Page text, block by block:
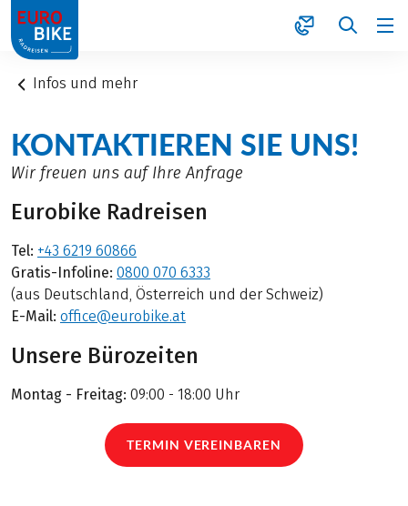
1
Infos und mehr
KONTAKTIEREN SIE UNS!
Wir freuen uns auf Ihre Anfrage
Eurobike Radreisen
Tel: +43 6219 60866
Gratis-Infoline: 0800 070 6333
(aus Deutschland, Österreich und der Schweiz)
E-Mail: office@eurobike.at
Unsere Bürozeiten
Montag - Freitag: 09:00 - 18:00 Uhr
TERMIN VEREINBAREN